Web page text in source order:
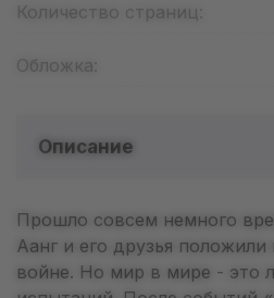
Количество страниц:
Обложка:
Описание
Прошло совсем немного
Аанг и его друзья
войне. Но мир в мире - это